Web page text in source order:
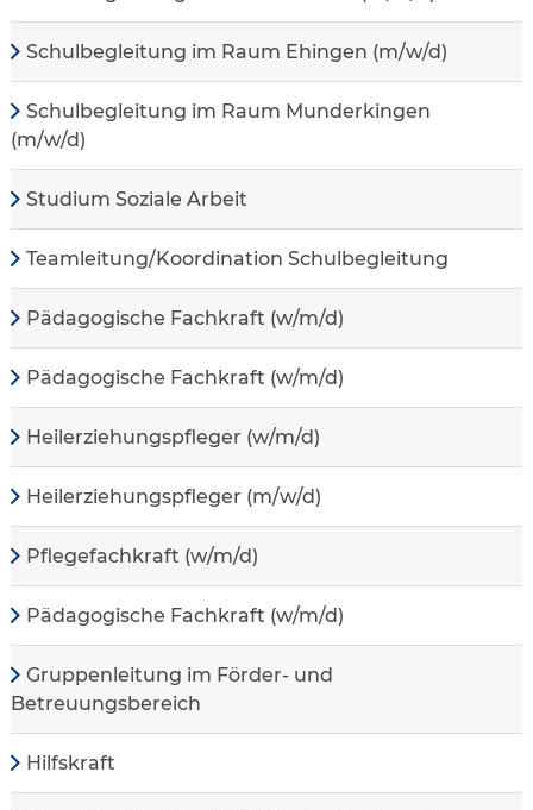
Schulbegleitung im Raum Ehingen (m/w/d)
Schulbegleitung im Raum Munderkingen
(m/w/d)
Studium Soziale Arbeit
Teamleitung/Koordination Schulbegleitung
Pädagogische Fachkraft (w/m/d)
Pädagogische Fachkraft (w/m/d)
Heilerziehungspfleger (w/m/d)
Heilerziehungspfleger (m/w/d)
Pflegefachkraft (w/m/d)
Pädagogische Fachkraft (w/m/d)
Gruppenleitung im Förder- und
Betreuungsbereich
Hilfskraft